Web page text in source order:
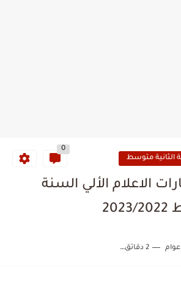
الثانية متوسط
0
الاعلام الألي السنة
2 دقائق للقراءة